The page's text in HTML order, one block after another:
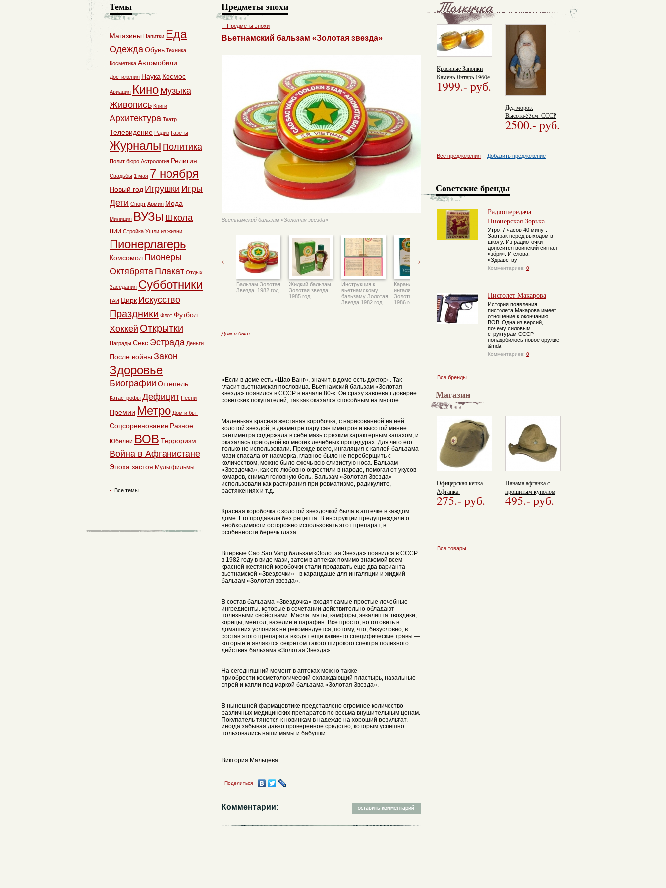
Предметы эпохи
←Предметы эпохи
Вьетнамский бальзам «Золотая звезда»
Вьетнамский бальзам «Золотая звезда»
Бальзам Золотая
Звезда. 1982 год
Жидкий бальзам
Золотая звезда.
1985 год
Инструкция к
вьетнамскому
бальзаму Золотая
Звезда 1982 год
Карандаш для
ингаляций
Золотая звезда.
1986 год
массажу с
помощью
чудодейственного
бальзама Золотая
звезда. 1991 год
Дом и быт
«Если в доме есть «Шао Ванг», значит, в доме есть доктор». Так
гласит вьетнамская пословица. Вьетнамский бальзам «Золотая
звезда» появился в СССР в начале 80-х. Он сразу завоевал доверие
советских покупателей, так как оказался способным на многое.
Маленькая красная жестяная коробочка, с нарисованной на ней
золотой звездой, в диаметре пару сантиметров и высотой менее
сантиметра содержала в себе мазь с резким характерным запахом, и
оказалась пригодной во многих лечебных процедурах. Для чего его
только не использовали. Прежде всего, ингаляция с каплей бальзама-
мази спасала от насморка, главное было не переборщить с
количеством, можно было сжечь всю слизистую носа. Бальзам
«Звездочка», как его любовно окрестили в народе, помогал от укусов
комаров, снимал головную боль. Бальзам «Золотая Звезда»
использовали как растирания при ревматизме, радикулите,
растяжениях и т.д.
Красная коробочка с золотой звездочкой была в аптечке в каждом
доме. Его продавали без рецепта. В инструкции предупреждали о
необходимости осторожно использовать этот препарат, в
особенности беречь глаза.
Впервые Cao Sao Vang бальзам «Золотая Звезда» появился в СССР
в 1982 году в виде мази, затем в аптеках помимо знакомой всем
красной жестяной коробочки стали продавать еще два варианта
вьетнамской «Звездочки» - в карандаше для ингаляции и жидкий
бальзам «Золотая звезда».
В состав бальзама «Звездочка» входят самые простые лечебные
ингредиенты, которые в сочетании действительно обладают
полезными свойствами. Масла: мяты, камфоры, эвкалипта, гвоздики,
корицы, ментол, вазелин и парафин. Все просто, но готовить в
домашних условиях не рекомендуется, потому, что, безусловно, в
состав этого препарата входят еще какие-то специфические травы —
которые и являются секретом такого широкого спектра полезного
действия бальзама «Золотая Звезда».
На сегодняшний момент в аптеках можно также
приобрести косметологический охлаждающий пластырь, назальные
спрей и капли под маркой бальзама «Золотая Звезда».
В нынешней фармацевтике представлено огромное количество
различных медицинских препаратов по весьма внушительным ценам.
Покупатель тянется к новинкам в надежде на хороший результат,
иногда забывая давно проверенное средство, которым успешно
пользовались наши мамы и бабушки.
Виктория Мальцева
Поделиться
Комментарии:
Красивые Запонки
Камень Янтарь 1960е
годы Янтарные
1999.- руб.
Дед мороз.
Высота-53см. СССР
2500.- руб.
Все предложения Добавить предложение
Советские бренды
Радиопередача
Пионерская Зорька
Утро. 7 часов 40 минут.
Завтрак перед выходом в
школу. Из радиоточки
доносится воинский сигнал
«зóри». И слова:
«Здравству
Комментариев: 0
Пистолет Макарова
История появления
пистолета Макарова имеет
отношение к окончанию
ВОВ. Одна из версий,
почему силовым
структурам СССР
понадобилось новое оружие
&mda
Комментариев: 0
Все бренды
Магазин
Офицерская кепка
Афганка.
275.- руб.
Панама афганка с
прошитым куполом
495.- руб.
Все товары
Темы
Магазины Напитки Еда
ОдеждаОбувь Техника
Косметика Автомобили
Достижения Наука Космос
Авиация Кино Музыка
Живопись Книги
Архитектура Театр
Телевидение Радио Газеты
Журналы Политика
Полит бюро Астрология Религия
Свадьбы 1 мая 7 ноября
Новый год Игрушки Игры
Дети Спорт Армия Мода
Милиция ВУЗы Школа
НИИ Стройка Ушли из жизни
Пионерлагерь
Комсомол Пионеры
Октябрята Плакат Отдых
Заседания Субботники
ГАИ Цирк Искусство
Праздники Флот Футбол
Хоккей Открытки
Награды Секс Эстрада Деньги
После войны Закон
Здоровье
Биографии Оттепель
Катастрофы Дефицит Песни
Премии Метро Дом и быт
Соцсоревнование Разное
Юбилеи ВОВ Терроризм
Война в Афганистане
Эпоха застоя Мультфильмы
Все темы